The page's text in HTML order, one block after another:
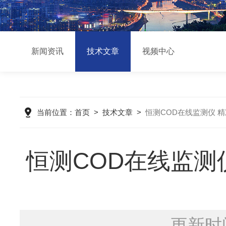
新闻资讯 技术文章 视频中心
当前位置： 首页 > 技术文章 >恒测COD在线监测仪
恒测COD在线监